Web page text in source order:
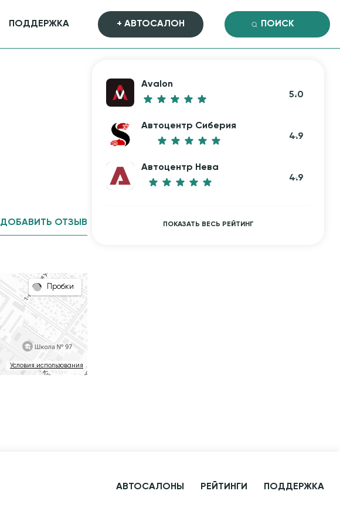
ПОДДЕРЖКА + АВТОСАЛОН
ДОБАВИТЬ ОТЗЫВ
Условия использования
Пробки
Avalon
5.0
Автоцентр Сиберия
4.9
Автоцентр Нева
4.9
ПОКАЗАТЬ ВЕСЬ РЕЙТИНГ
АВТОСАЛОНЫ РЕЙТИНГИ ПОДДЕРЖКА